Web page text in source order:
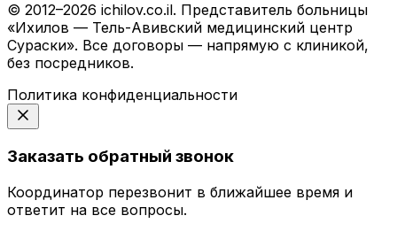
© 2012–2026 ichilov.co.il. Представитель больницы
«Ихилов — Тель-Авивский медицинский центр
Сураски». Все договоры — напрямую с клиникой,
без посредников.
Политика конфиденциальности
Заказать обратный звонок
Координатор перезвонит в ближайшее время и
ответит на все вопросы.